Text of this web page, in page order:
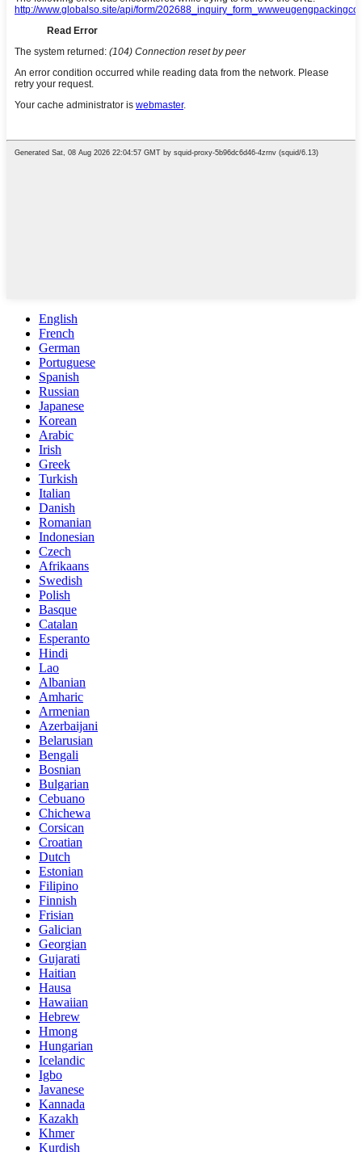
English
French
German
Portuguese
Spanish
Russian
Japanese
Korean
Arabic
Irish
Greek
Turkish
Italian
Danish
Romanian
Indonesian
Czech
Afrikaans
Swedish
Polish
Basque
Catalan
Esperanto
Hindi
Lao
Albanian
Amharic
Armenian
Azerbaijani
Belarusian
Bengali
Bosnian
Bulgarian
Cebuano
Chichewa
Corsican
Croatian
Dutch
Estonian
Filipino
Finnish
Frisian
Galician
Georgian
Gujarati
Haitian
Hausa
Hawaiian
Hebrew
Hmong
Hungarian
Icelandic
Igbo
Javanese
Kannada
Kazakh
Khmer
Kurdish